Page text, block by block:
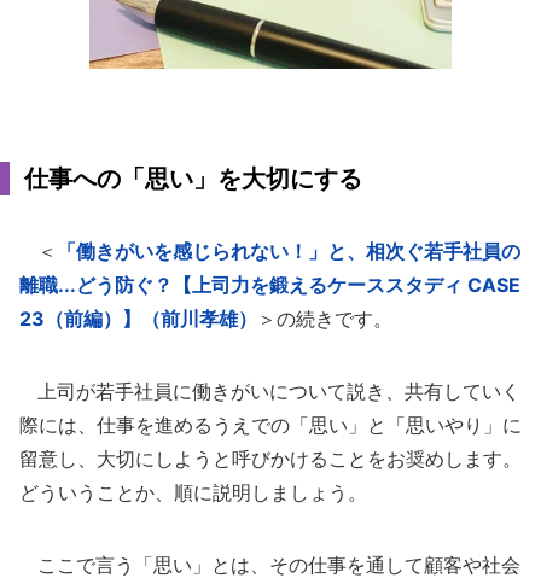
仕事への「思い」を大切にする
＜
「働きがいを感じられない！」と、相次ぐ若手社員の
離職...どう防ぐ？【上司力を鍛えるケーススタディ CASE
23（前編）】（前川孝雄）
＞の続きです。
上司が若手社員に働きがいについて説き、共有していく
際には、仕事を進めるうえでの「思い」と「思いやり」に
留意し、大切にしようと呼びかけることをお奨めします。
どういうことか、順に説明しましょう。
ここで言う「思い」とは、その仕事を通して顧客や社会